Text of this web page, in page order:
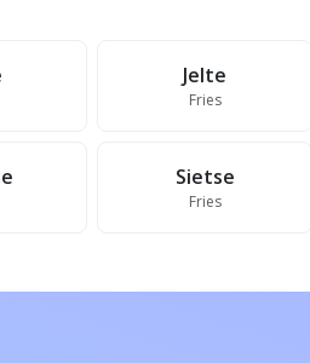
Jelte
Fries
Sietse
Fries